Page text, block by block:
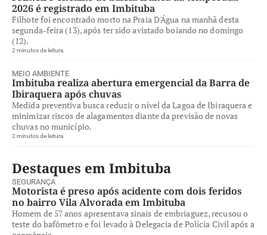
2026 é registrado em Imbituba
Filhote foi encontrado morto na Praia D'Água na manhã desta
segunda-feira (13), após ter sido avistado boiando no domingo
(12).
2 minutos de leitura
MEIO AMBIENTE
Imbituba realiza abertura emergencial da Barra de
Ibiraquera após chuvas
Medida preventiva busca reduzir o nível da Lagoa de Ibiraquera e
minimizar riscos de alagamentos diante da previsão de novas
chuvas no município.
2 minutos de leitura
Destaques em Imbituba
SEGURANÇA
Motorista é preso após acidente com dois feridos
no bairro Vila Alvorada em Imbituba
Homem de 57 anos apresentava sinais de embriaguez, recusou o
teste do bafômetro e foi levado à Delegacia de Polícia Civil após a